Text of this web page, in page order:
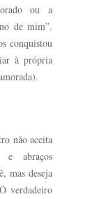
ou a
de mim”.
conquistou
à própria
não aceita
abraços
mas deseja
verdadeiro